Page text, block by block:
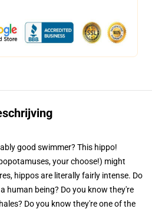
good swimmer? This hippo!
your choose!) might
hippos are literally fairly intense. Do
human being? Do you know they're
Do you know they're one of the